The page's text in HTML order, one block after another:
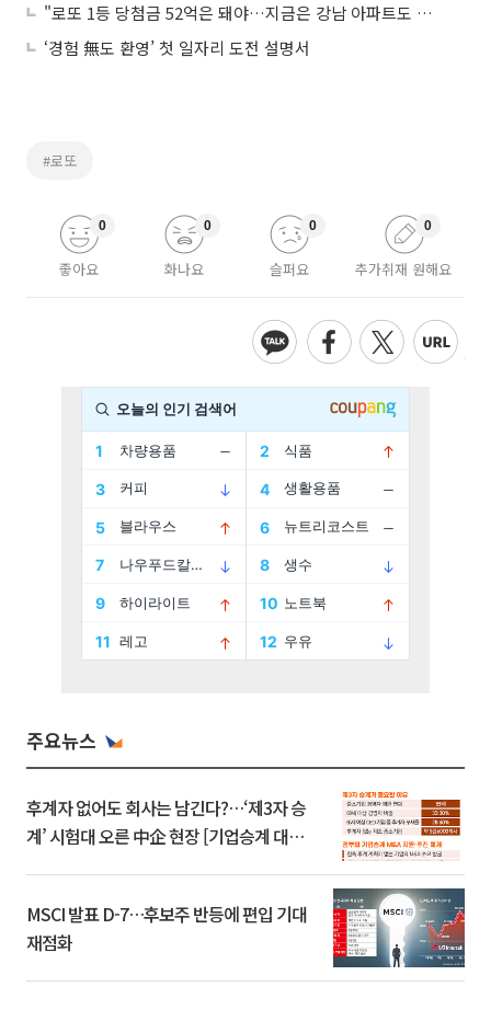
"로또 1등 당첨금 52억은 돼야…지금은 강남 아파트도 못 산다"
‘경험 無도 환영’ 첫 일자리 도전 설명서
#로또
좋아요
0
화나요
0
슬퍼요
0
추가취재 원해요
0
주요뉴스
후계자 없어도 회사는 남긴다?…‘제3자 승
계’ 시험대 오른 中企 현장 [기업승계 대전
MSCI 발표 D-7…후보주 반등에 편입 기대
재점화